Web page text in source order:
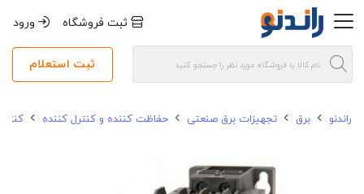
ثبت فروشگاه ورود
ثبت استعلام
راندنو برق تجهیزات برق صنعتی حفاظت کننده و کنترل کننده